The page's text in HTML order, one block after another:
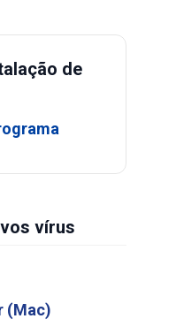
de
vírus
(Mac)